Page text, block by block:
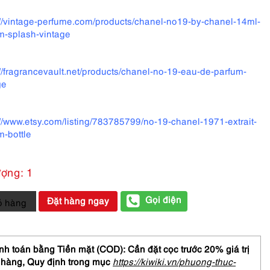
vintage-perfume.com/products/chanel-no19-by-chanel-14ml-
splash-vintage
fragrancevault.net/products/chanel-no-19-eau-de-parfum-
www.etsy.com/listing/783785799/no-19-chanel-1971-extrait-
bottle
1
hàng Đặt hàng ngay Gọi điện
toán bằng Tiền mặt (COD): Cần đặt cọc trước 20% giá trị
Quy định trong mục https://kiwiki.vn/phuong-thuc-